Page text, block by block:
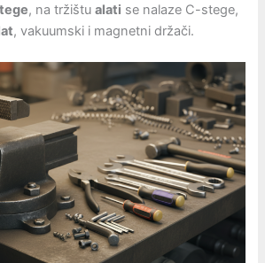
, na tržištualati se nalaze C-stege,
, vakuumski i magnetni držači.